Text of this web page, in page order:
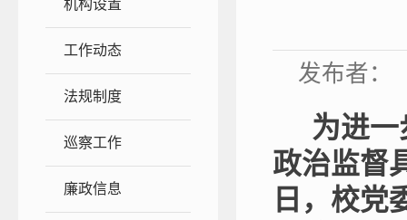
机构设置
工作动态
法规制度
巡察工作
廉政信息
发布者：
为进一
政治监督
日， 校党